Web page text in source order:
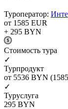
Туроператор:
от 1585 EUR
+ 295 BYN
Cтоимость тура
✓
Турпродукт
от 5536 BYN
✓
Туруслуга
295 BYN